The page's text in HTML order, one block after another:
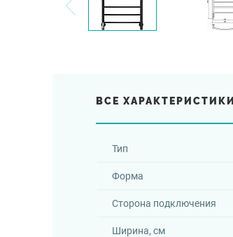
ВСЕ ХАРАКТЕРИСТИКИ
Тип
Форма
Сторона подключения
Ширина, см